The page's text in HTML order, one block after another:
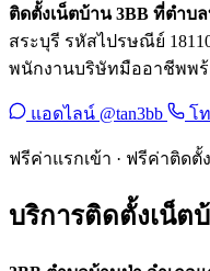
ติดตั้งเน็ตบ้าน 3BB ที่ตำบ
สระบุรี รหัสไปรษณีย์
พนักงานบริษัทมืออาชีพพร้
แอดไลน์ @tan3bb โ
ฟรีค่าแรกเข้า · ฟรีค่าติดตั้
บริการติดตั้งเน็ต